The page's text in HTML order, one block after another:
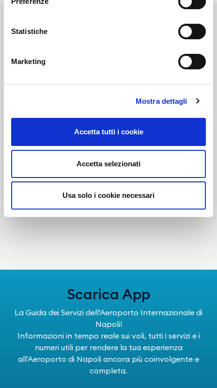
Statistiche
Marketing
Mostra dettagli
Accetta tutti i cookie
Accetta selezionati
Usa solo i cookie necessari
Negozi
Bar e Ristoranti
Scarica App
La Guida dei Servizi dell'Aeroporto Internazionale di
Napoli!
Informazioni in tempo reale sui voli, tutti i servizi e i
numeri utili per rendere la tua esperienza
all'Aeroporto di Napoli ancora più coinvolgente e
completa.